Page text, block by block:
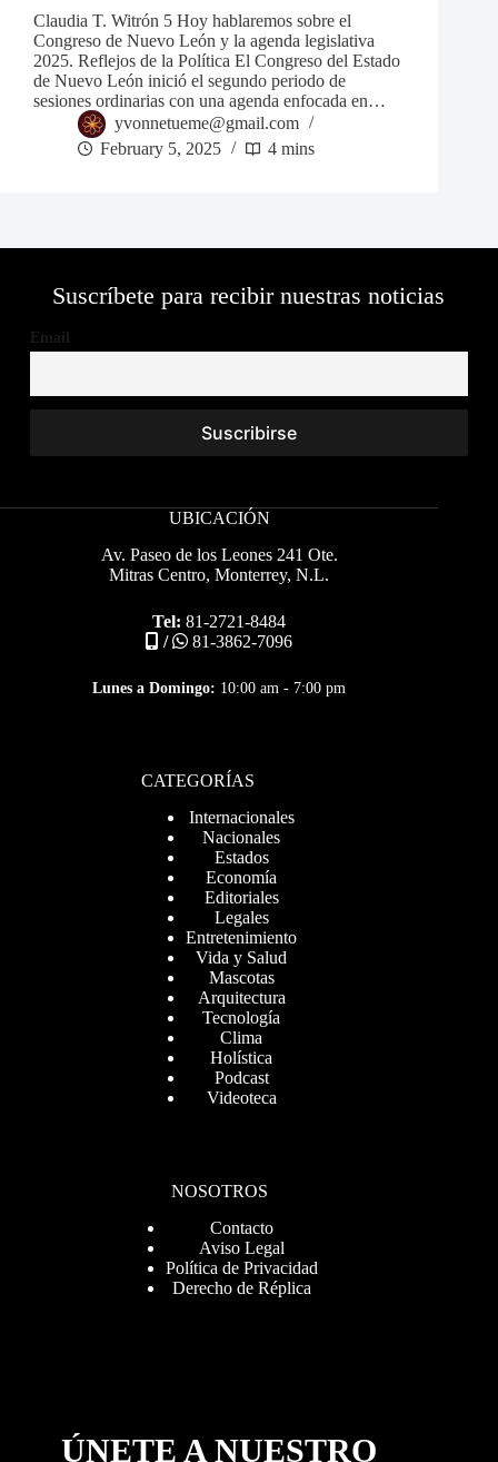
Claudia T. Witrón 5 Hoy hablaremos sobre el
Congreso de Nuevo León y la agenda legislativa
2025. Reflejos de la Política El Congreso del Estado
de Nuevo León inició el segundo periodo de
sesiones ordinarias con una agenda enfocada en…
yvonnetueme@gmail.com
February 5, 2025
4 mins
Suscríbete para recibir nuestras noticias
Email
UBICACIÓN
Av. Paseo de los Leones 241 Ote.
Mitras Centro, Monterrey, N.L.
Tel: 81-2721-8484
/
81-3862-7096
Lunes a Domingo: 10:00 am - 7:00 pm
CATEGORÍAS
Internacionales
Nacionales
Estados
Economía
Editoriales
Legales
Entretenimiento
Vida y Salud
Mascotas
Arquitectura
Tecnología
Clima
Holística
Podcast
Videoteca
NOSOTROS
Contacto
Aviso Legal
Política de Privacidad
Derecho de Réplica
ÚNETE A NUESTRO